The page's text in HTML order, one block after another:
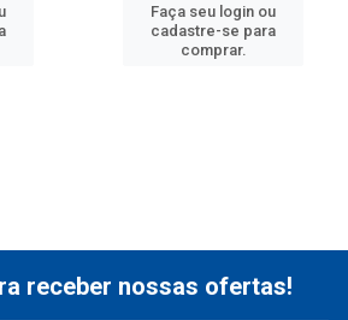
Faça seu login ou
cadastre-se para
comprar.
receber nossas ofertas!